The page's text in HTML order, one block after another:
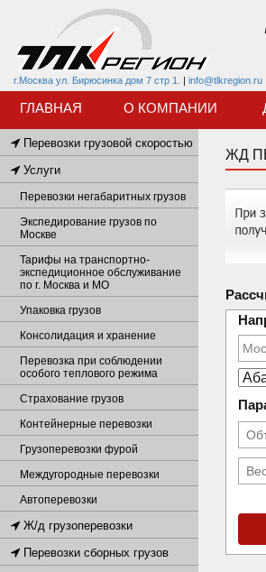
г.Москва ул. Бирюсинка дом 7 стр 1. | info@tlkregion.ru
ГЛАВНАЯ О КОМПАНИИ
ЖД
Перевозки грузовой скоростью
Услуги
Перевозки негабаритных грузов
Экспедирование грузов по
Москве
Тарифы на транспортно-
экспедиционное обслуживание
по г. Москва и МО
Упаковка грузов
Консолидация и хранение
Перевозка при соблюдении
особого теплового режима
Страхование грузов
Контейнерные перевозки
Грузоперевозки фурой
Междугородные перевозки
Автоперевозки
Ж/д грузоперевозки
Перевозки сборных грузов